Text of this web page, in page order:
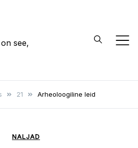
see,
21 Arheoloogiline leid
NALJAD